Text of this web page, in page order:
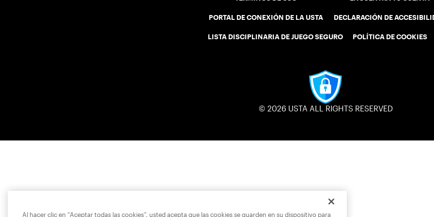
PORTAL DE CONEXIÓN DE LA USTA
LISTA DISCIPLINARIA DE JUEGO SEGURO
DECLARACIÓN DE
POLÍTICA DE COOKIES
© 2026 USTA ALL RIGHTS RESERVED
Al hacer clic en “Aceptar todas las cookies”, usted acepta que las cookies se guarden en su dispositivo para